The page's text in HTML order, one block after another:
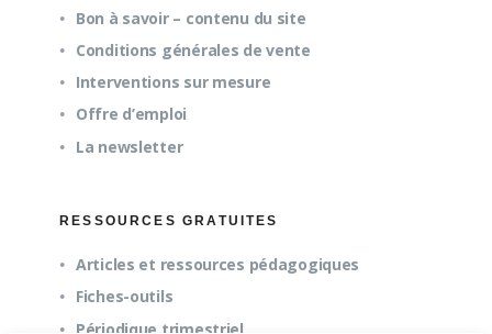
Bon à savoir – contenu du site
Conditions générales de vente
Interventions sur mesure
Offre d’emploi
La newsletter
RESSOURCES GRATUITES
Articles et ressources pédagogiques
Fiches-outils
Périodique trimestriel